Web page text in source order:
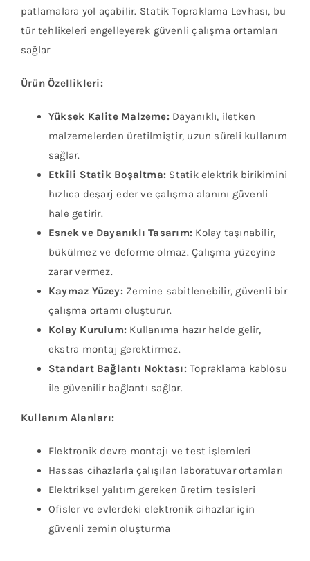
patlamalara yol açabilir. Statik Topraklama Levhası, bu
tür tehlikeleri engelleyerek güvenli çalışma ortamları
sağlar
Ürün Özellikleri:
Yüksek Kalite Malzeme: Dayanıklı, iletken
malzemelerden üretilmiştir, uzun süreli kullanım
sağlar.
Etkili Statik Boşaltma: Statik elektrik birikimini
hızlıca deşarj eder ve çalışma alanını güvenli
hale getirir.
Esnek ve Dayanıklı Tasarım: Kolay taşınabilir,
bükülmez ve deforme olmaz. Çalışma yüzeyine
zarar vermez.
Kaymaz Yüzey: Zemine sabitlenebilir, güvenli bir
çalışma ortamı oluşturur.
Kolay Kurulum: Kullanıma hazır halde gelir,
ekstra montaj gerektirmez.
Standart Bağlantı Noktası: Topraklama kablosu
ile güvenilir bağlantı sağlar.
Kullanım Alanları:
Elektronik devre montajı ve test işlemleri
Hassas cihazlarla çalışılan laboratuvar ortamları
Elektriksel yalıtım gereken üretim tesisleri
Ofisler ve evlerdeki elektronik cihazlar için
güvenli zemin oluşturma